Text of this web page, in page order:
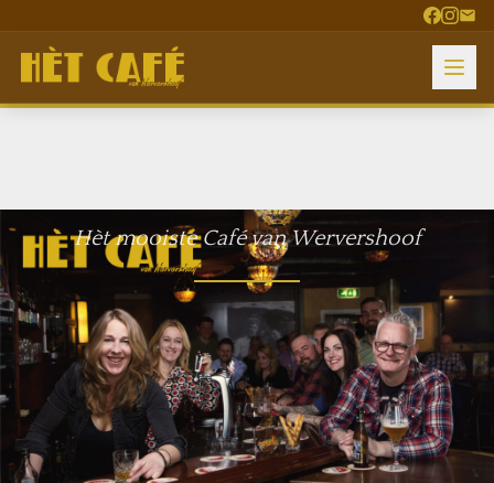
Hèt mooiste Café van Wervershoof
Dorpsstraat 76, Wervershoof
0228 - 852 941